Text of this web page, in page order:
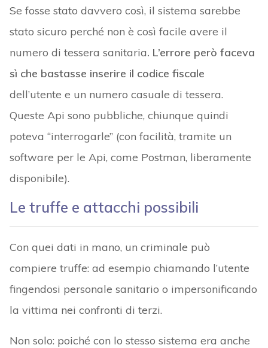
Se fosse stato davvero così, il sistema sarebbe
stato sicuro perché non è così facile avere il
numero di tessera sanitaria. L’errore però faceva
sì che bastasse inserire il codice fiscale
dell’utente e un numero casuale di tessera.
Queste Api sono pubbliche, chiunque quindi
poteva “interrogarle” (con facilità, tramite un
software per le Api, come Postman, liberamente
disponibile).
Le truffe e attacchi possibili
Con quei dati in mano, un criminale può
compiere truffe: ad esempio chiamando l’utente
fingendosi personale sanitario o impersonificando
la vittima nei confronti di terzi.
Non solo: poiché con lo stesso sistema era anche